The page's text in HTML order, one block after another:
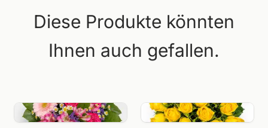
Diese Produkte könnten
Ihnen auch gefallen.